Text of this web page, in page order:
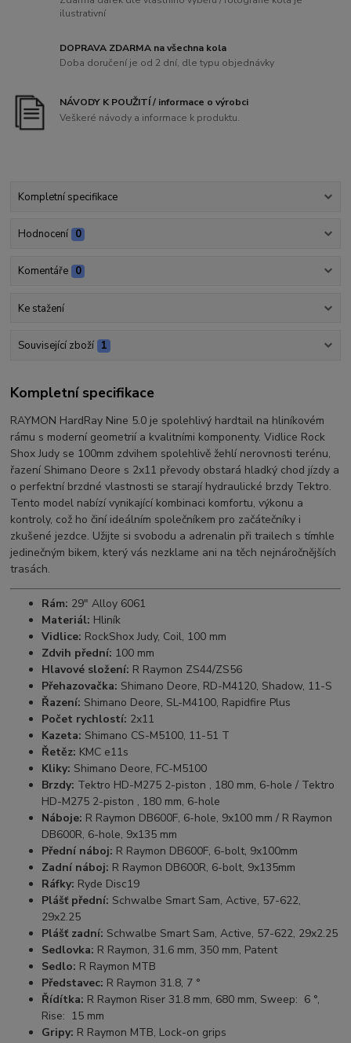
ilustrativní
DOPRAVA ZDARMA na všechna kola
Doba doručení je od 2 dní, dle typu objednávky
NÁVODY K POUŽITÍ / informace o výrobci
Veškeré návody a informace k produktu.
Kompletní specifikace
Hodnocení 0
Komentáře 0
Ke stažení
Související zboží 1
Kompletní specifikace
RAYMON HardRay Nine 5.0 je spolehlivý hardtail na hliníkovém
rámu s moderní geometrií a kvalitními komponenty. Vidlice Rock
Shox Judy se 100mm zdvihem spolehlivě žehlí nerovnosti terénu,
řazení Shimano Deore s 2x11 převody obstará hladký chod jízdy a
o perfektní brzdné vlastnosti se starají hydraulické brzdy Tektro.
Tento model nabízí vynikající kombinaci komfortu, výkonu a
kontroly, což ho činí ideálním společníkem pro začátečníky i
zkušené jezdce. Užijte si svobodu a adrenalin při trailech s tímhle
jedinečným bikem, který vás nezklame ani na těch nejnáročnějších
trasách.
Rám: 29" Alloy 6061
Materiál: Hliník
Vidlice: RockShox Judy, Coil, 100 mm
Zdvih přední: 100 mm
Hlavové složení: R Raymon ZS44/ZS56
Přehazovačka: Shimano Deore, RD-M4120, Shadow, 11-S
Řazení: Shimano Deore, SL-M4100, Rapidfire Plus
Počet rychlostí: 2x11
Kazeta: Shimano CS-M5100, 11-51 T
Řetěz: KMC e11s
Kliky: Shimano Deore, FC-M5100
Brzdy: Tektro HD-M275 2-piston , 180 mm, 6-hole / Tektro
HD-M275 2-piston , 180 mm, 6-hole
Náboje: R Raymon DB600F, 6-hole, 9x100 mm / R Raymon
DB600R, 6-hole, 9x135 mm
Přední náboj: R Raymon DB600F, 6-bolt, 9x100mm
Zadní náboj: R Raymon DB600R, 6-bolt, 9x135mm
Ráfky: Ryde Disc19
Plášť přední: Schwalbe Smart Sam, Active, 57-622,
29x2.25
Plášť zadní: Schwalbe Smart Sam, Active, 57-622, 29x2.25
Sedlovka: R Raymon, 31.6 mm, 350 mm, Patent
Sedlo: R Raymon MTB
Představec: R Raymon 31.8, 7 °
Řídítka: R Raymon Riser 31.8 mm, 680 mm, Sweep: 6 °,
Rise: 15 mm
Gripy: R Raymon MTB, Lock-on grips